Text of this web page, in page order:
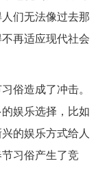
们无法像过去那
再适应现代社会
俗造成了冲击。
娱乐选择，比如
的娱乐方式给人
习俗产生了竞